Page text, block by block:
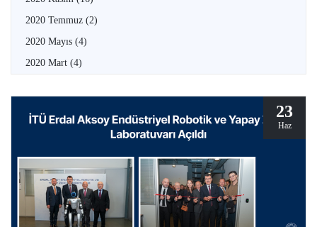
2020 Temmuz (2)
2020 Mayıs (4)
2020 Mart (4)
23
Haz